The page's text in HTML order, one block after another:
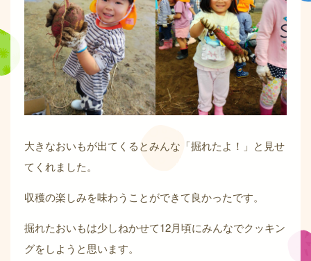
大きなおいもが出てくるとみんな「掘れたよ！」と見せ
てくれました。
収穫の楽しみを味わうことができて良かったです。
掘れたおいもは少しねかせて12月頃にみんなでクッキン
グをしようと思います。